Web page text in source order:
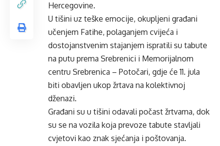
Hercegovine.
U tišini uz teške emocije, okupljeni građani
učenjem Fatihe, polaganjem cvijeća i
dostojanstvenim stajanjem ispratili su tabute
na putu prema Srebrenici i Memorijalnom
centru Srebrenica – Potočari, gdje će 11. jula
biti obavljen ukop žrtava na kolektivnoj
dženazi.
Građani su u tišini odavali počast žrtvama, dok
su se na vozila koja prevoze tabute stavljali
cvjetovi kao znak sjećanja i poštovanja.